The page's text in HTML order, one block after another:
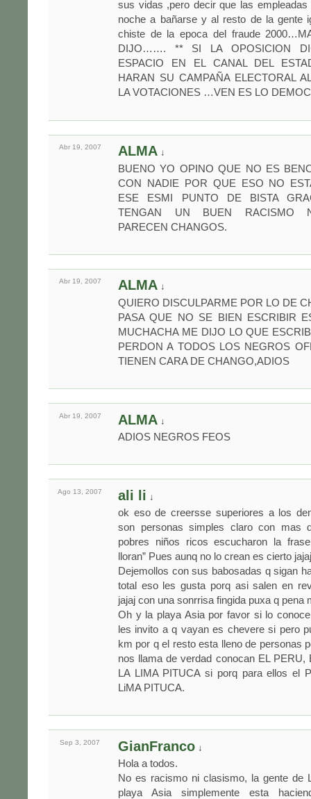
sus vidas ,pero decir que las
noche a bañarse y al resto de la gente
chiste de la epoca del fraude
DIJO……. ** SI LA OPOSICION
ESPACIO EN EL CANAL DEL
HARAN SU CAMPAÑA ELECTORAL
LA VOTACIONES …VEN ES LO
Abr 19, 2007 ALMA ↓
BUENO YO OPINO QUE NO ES
CON NADIE POR QUE ESO NO
ESE ESMI PUNTO DE BISTA
TENGAN UN BUEN RACISMO
PARECEN CHANGOS.
Abr 19, 2007 ALMA ↓
QUIERO DISCULPARME POR LO DE
PASA QUE NO SE BIEN ESCRIBIR
MUCHACHA ME DIJO LO QUE
PERDON A TODOS LOS NEGROS
TIENEN CARA DE CHANGO,ADIOS
Abr 19, 2007 ALMA ↓
ADIOS NEGROS FEOS
Ago 13, 2007 ali li ↓
ok eso de creersse superiores a los
son personas simples claro con mas
pobres niños ricos escucharon la
lloran” Pues aunq no lo crean es cierto
Dejemollos con sus babosadas q sigan
total eso les gusta porq asi salen en
jajaj con una sonrrisa fingida puxa q pena
Oh y la playa Asia por favor si lo
les invito a q vayan es chevere si pero
km por q el resto esta lleno de personas
nos llama de verdad conocan EL PERU,
LA LIMA PITUCA si porq para ellos el
LiMA PITUCA.
Sep 3, 2007 GianFranco ↓
Hola a todos.
No es racismo ni clasismo, la gente de
playa Asia simplemente esta